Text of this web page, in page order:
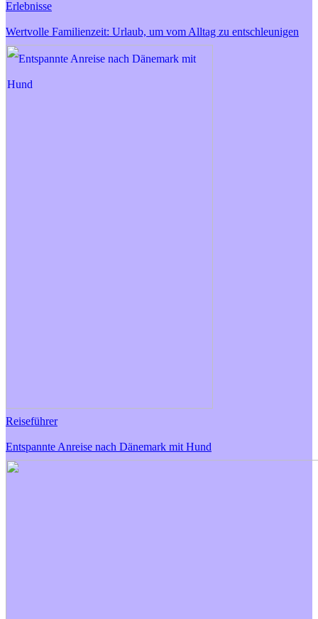
Erlebnisse
Wertvolle Familienzeit: Urlaub, um vom Alltag zu entschleunigen
Reiseführer
Entspannte Anreise nach Dänemark mit Hund